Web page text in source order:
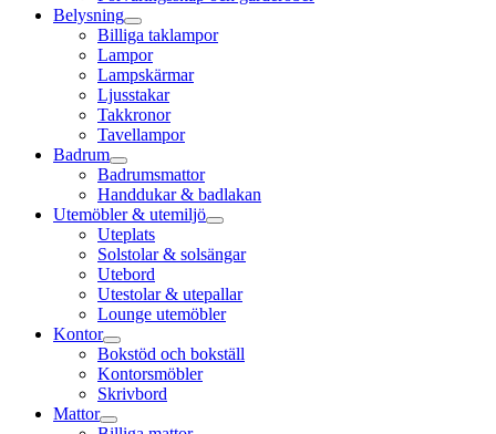
Belysning
Billiga taklampor
Lampor
Lampskärmar
Ljusstakar
Takkronor
Tavellampor
Badrum
Badrumsmattor
Handdukar & badlakan
Utemöbler & utemiljö
Uteplats
Solstolar & solsängar
Utebord
Utestolar & utepallar
Lounge utemöbler
Kontor
Bokstöd och bokställ
Kontorsmöbler
Skrivbord
Mattor